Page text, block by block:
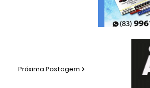
Próxima Postagem